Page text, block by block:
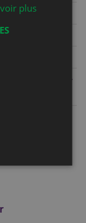
bar-
plus